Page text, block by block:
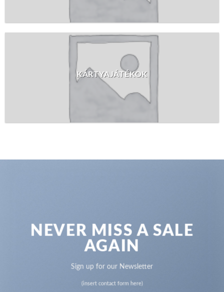
KÁRTYAJÁTÉKOK
NEVER MISS A SALE
AGAIN
Sign up for our Newsletter
(insert contact form here)